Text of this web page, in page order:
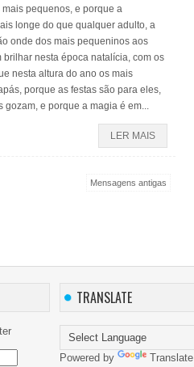
pequenos, e porque a
longe do que qualquer adulto, a
onde dos mais pequeninos aos
nesta época natalícia, com os
nesta altura do ano os mais
porque as festas são para eles,
gozam, e porque a magia é em...
LER MAIS
Mensagens antigas
TRANSLATE
Powered by Translate